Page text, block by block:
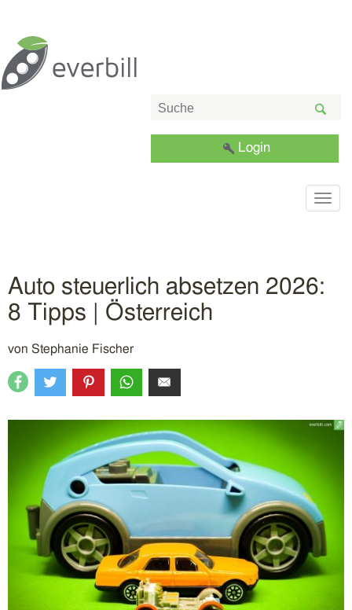
Login
Auto steuerlich absetzen 2026:
8 Tipps | Österreich
von Stephanie Fischer